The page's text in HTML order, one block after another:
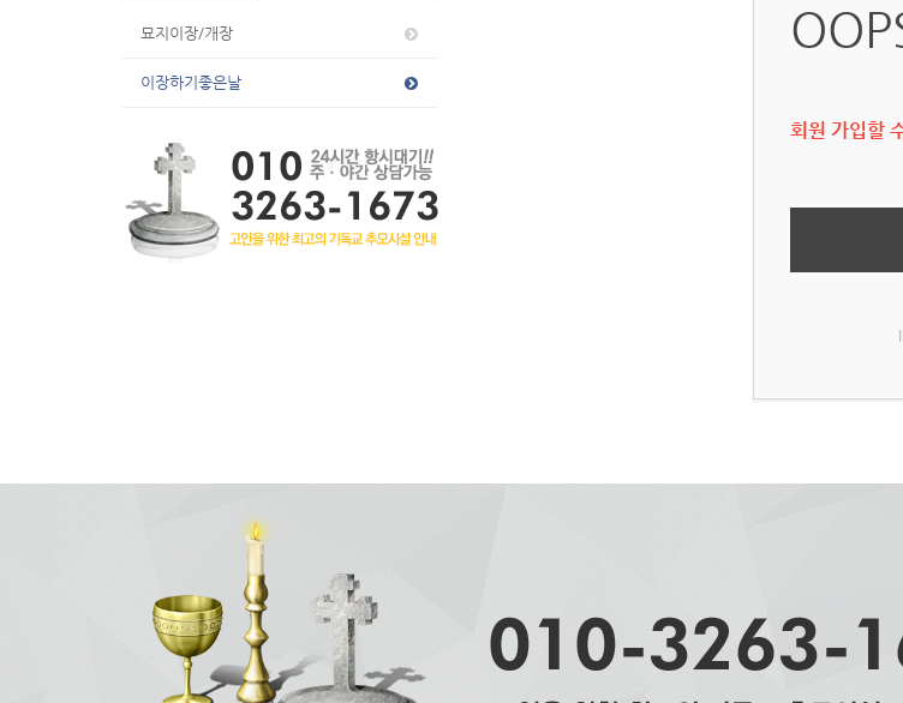
묘지이장/개장
이장하기좋은날
회원 가입할